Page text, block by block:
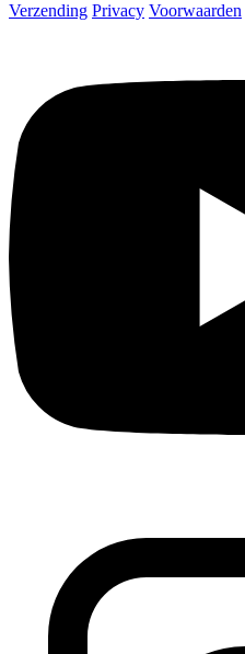
Verzending Privacy Voorwaarden